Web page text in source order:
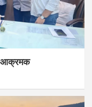
आक्रमक